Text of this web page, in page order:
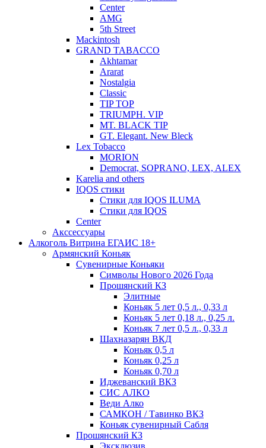
Center
AMG
5th Street
Mackintosh
GRAND TABACCO
Akhtamar
Ararat
Nostalgia
Classic
TIP TOP
TRIUMPH. VIP
MT. BLACK TIP
GT. Elegant. New Bleck
Lex Tobacco
MORION
Democrat, SOPRANO, LEX, ALEX
Karelia and others
IQOS стики
Стики для IQOS ILUMA
Стики для IQOS
Сenter
Акссессуары
Алкоголь Витрина ЕГАИС 18+
Армянский Коньяк
Сувенирные Коньяки
Символы Нового 2026 Года
Прошянский КЗ
Элитные
Коньяк 5 лет 0,5 л., 0,33 л
Коньяк 5 лет 0,18 л., 0,25 л.
Коньяк 7 лет 0,5 л., 0,33 л
Шахназарян ВКД
Коньяк 0,5 л
Коньяк 0,25 л
Коньяк 0,70 л
Иджеванский ВКЗ
СИС АЛКО
Веди Алко
САМКОН / Тавинко ВКЗ
Коньяк сувенирный Сабля
Прошянский КЗ
Эксклюзив